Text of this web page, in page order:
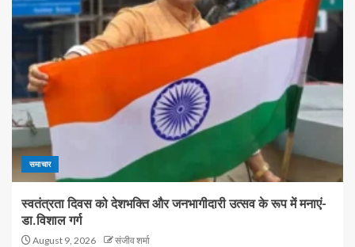
समाचार
स्वतंत्रता दिवस को देशभक्ति और जनभागीदारी उत्सव के रूप में मनाएं-
डा.विशाल गर्ग
August 9, 2026 संजीव शर्मा